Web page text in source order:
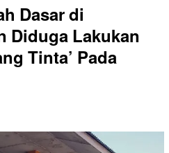
Dasar di
Diduga Lakukan
Tinta’ Pada